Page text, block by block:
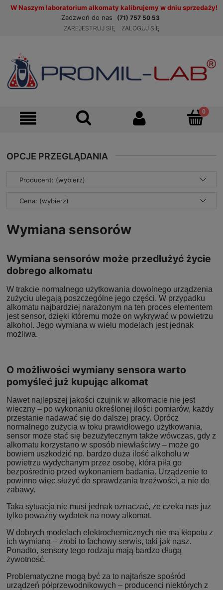
W Naszym laboratorium alkomaty kalibrujemy w dniu sprzedaży!
Zadzwoń do nas
(71) 757 50 53
ZAREJESTRUJ SIĘ
ZALOGUJ SIĘ
OPCJE PRZEGLĄDANIA
Producent: (wybierz)
Cena: (wybierz)
Wymiana sensorów
Wymiana sensorów może przedłużyć życie
dobrego alkomatu
W trakcie normalnego użytkowania dowolnego urządzenia
zużyciu ulegają poszczególne jego części. W przypadku
alkomatu najbardziej narażonym na ten proces elementem
jest sensor, dzięki któremu może on wykrywać w powietrzu
alkohol. Jego wymiana w wielu modelach jest jednak
możliwa.
O możliwości wymiany sensora warto
pomyśleć już kupując alkomat
Nawet najlepszej jakości czujnik w alkomacie nie jest
wieczny – po wykonaniu określonej ilości pomiarów, każdy
przestanie nadawać się do dalszej pracy. Oprócz
normalnego zużycia w toku prawidłowego użytkowania,
sensor może stać się bezużytecznym także wówczas, gdy z
alkomatu korzystano w sposób niewłaściwy – może go
bowiem uszkodzić np. bardzo duża ilość alkoholu w
powietrzu wydychanym przez osobę, która piła go
bezpośrednio przed wykonaniem badania. Urządzenie to
powinno więc służyć do sprawdzania trzeźwości, a nie do
zabawy.
Taka sytuacja nie musi jednak oznaczać, że czeka nas już
tylko poważny wydatek na nowy alkomat.
W dobrych modelach elektrochemicznych nie ma kłopotu z
ich wymianą – zrobi to fachowy serwis, taki jak nasz.
Ponadto, sensory tego rodzaju mają bardzo długą
żywotność.
Problematyczne mogą być za to najtańsze spośród
urządzeń półprzewodnikowych – producenci niektórych z